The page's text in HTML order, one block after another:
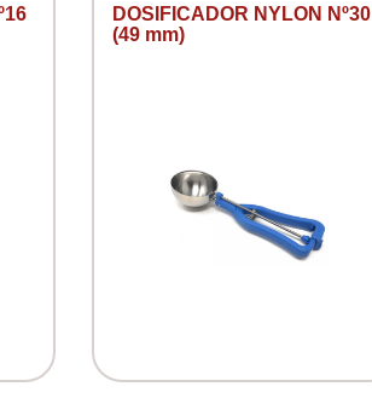
DOSIFICADOR NYLON Nº30
(49 mm)